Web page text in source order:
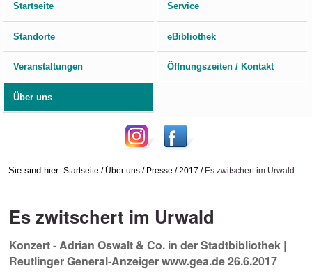
Startseite
Service
Standorte eBibliothek
Veranstaltungen Öffnungszeiten / Kontakt
Über uns
Sie sind hier: Startseite / Über uns / Presse /2017 / Es zwitschert im Urwald
Es zwitschert im Urwald
Konzert - Adrian Oswalt & Co. in der Stadtbibliothek |
Reutlinger General-Anzeiger www.gea.de 26.6.2017